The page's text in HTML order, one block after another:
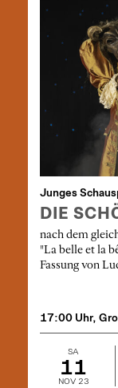
Junges
DIE
nach dem
"La belle et la
Fassung von
17:00 Uhr,
SA
11
NOV 23